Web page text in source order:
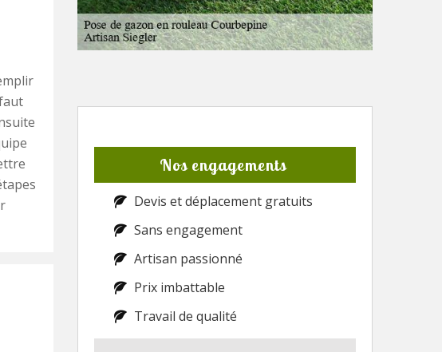
Nos engagements
Devis et déplacement gratuits
Sans engagement
Artisan passionné
Prix imbattable
Travail de qualité